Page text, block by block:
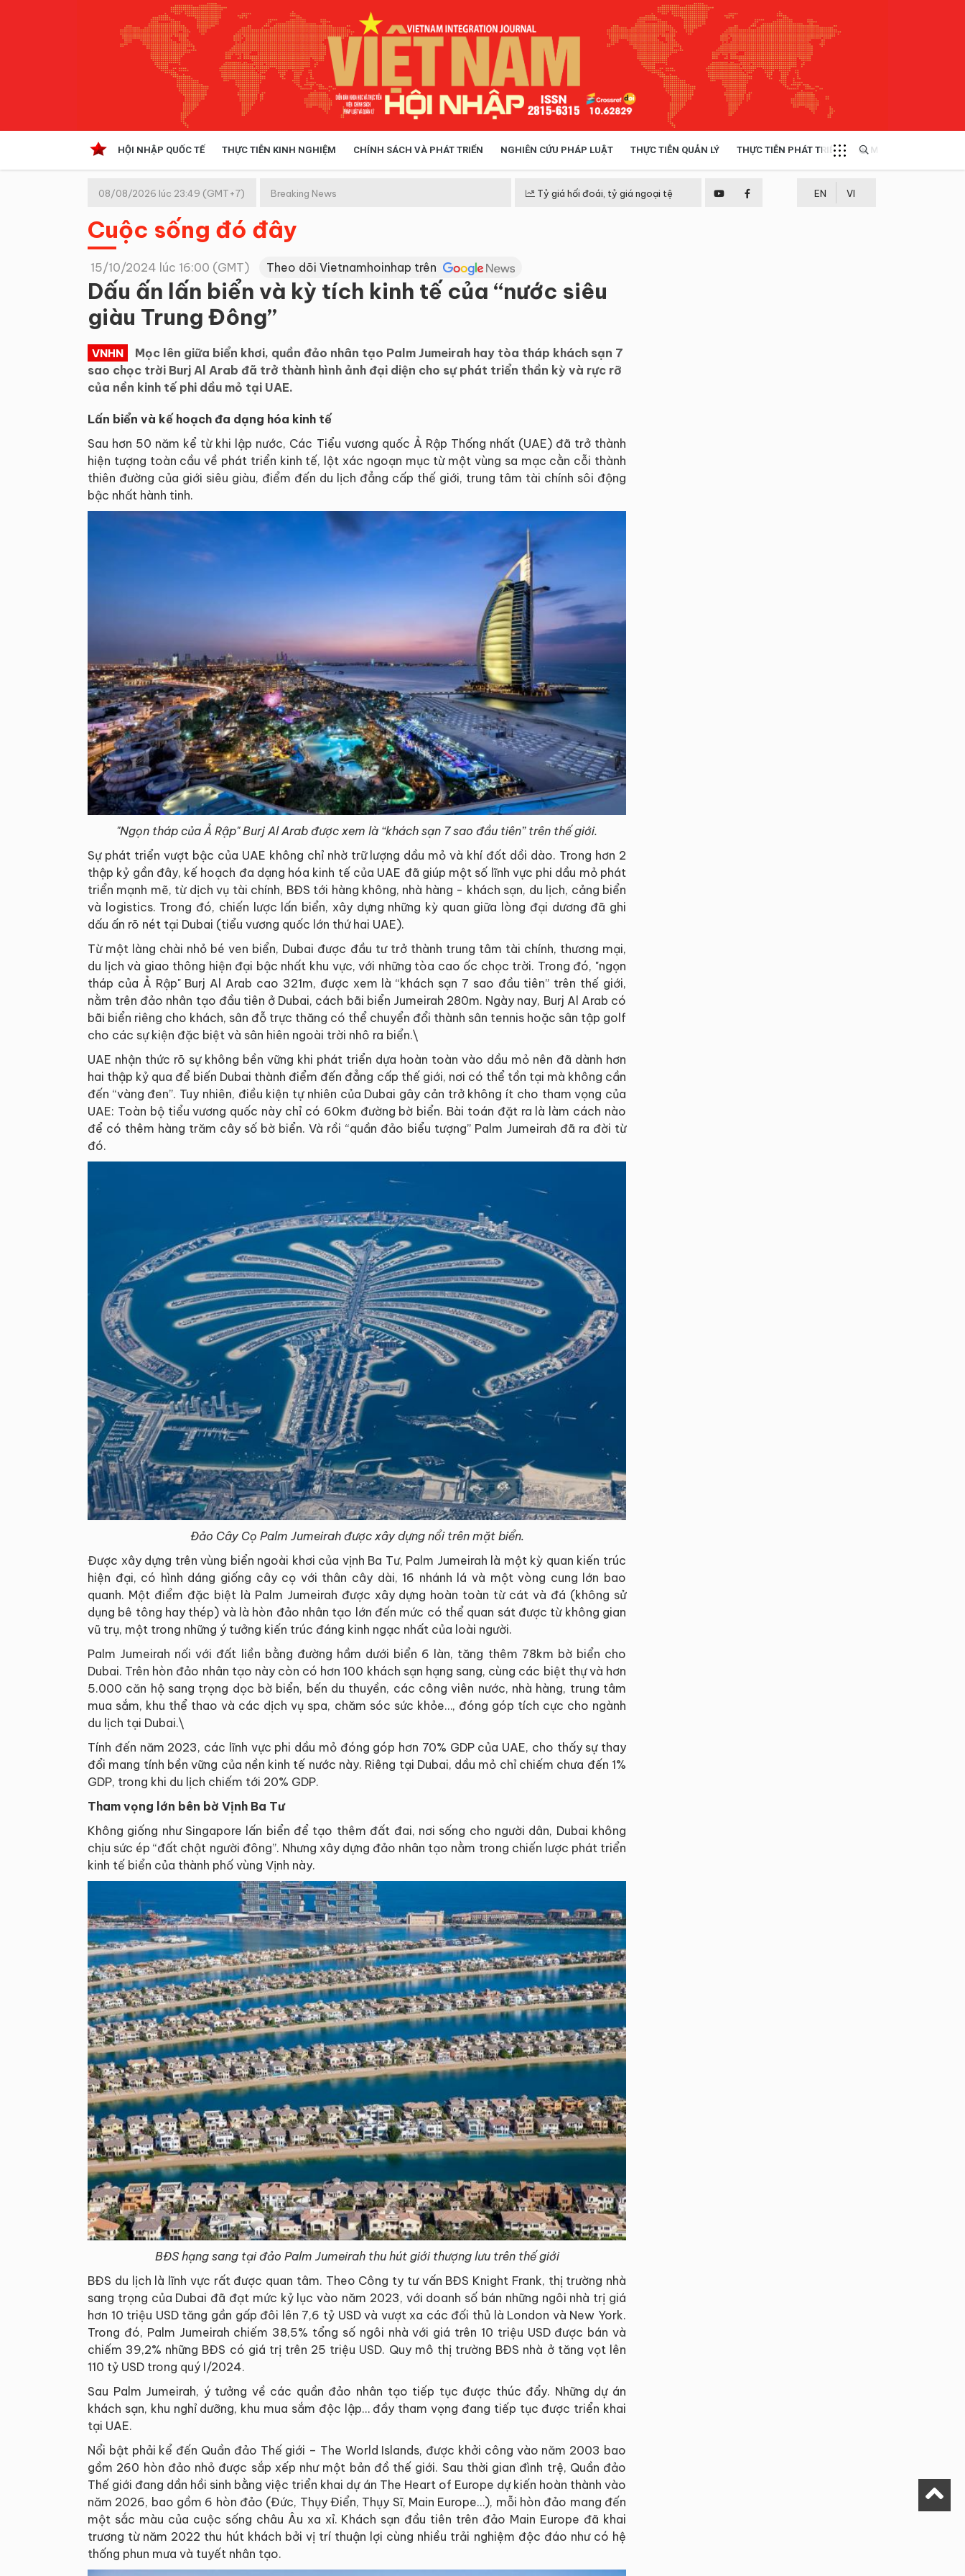
HỘI NHẬP QUỐC TẾ THỰC TIỄN KINH NGHIỆM CHÍNH SÁCH VÀ PHÁT TRIỂN NGHIÊN CỨU PHÁP LUẬT THỰC TIỄN QUẢN LÝ THỰC TIỄN PHÁT TRIỂN MULTIMEDIA
Kinh tế hội nhập
Doanh nghiệp
08/08/2026 lúc 23:49 (GMT+7) Breaking News Tỷ giá hối đoái, tỷ giá ngoại tệ EN VI
Cuộc sống đó đây
15/10/2024 lúc 16:00 (GMT) Theo dõi Vietnamhoinhap trên
Dấu ấn lấn biển và kỳ tích kinh tế của “nước siêu
giàu Trung Đông”
VNHN
Mọc lên giữa biển khơi, quần đảo nhân tạo Palm Jumeirah hay tòa tháp khách sạn 7
sao chọc trời Burj Al Arab đã trở thành hình ảnh đại diện cho sự phát triển thần kỳ và rực rỡ
của nền kinh tế phi dầu mỏ tại UAE.
Lấn biển và kế hoạch đa dạng hóa kinh tế
Sau hơn 50 năm kể từ khi lập nước, Các Tiểu vương quốc Ả Rập Thống nhất (UAE) đã trở thành
hiện tượng toàn cầu về phát triển kinh tế, lột xác ngoạn mục từ một vùng sa mạc cằn cỗi thành
thiên đường của giới siêu giàu, điểm đến du lịch đẳng cấp thế giới, trung tâm tài chính sôi động
bậc nhất hành tinh.
"Ngọn tháp của Ả Rập" Burj Al Arab được xem là “khách sạn 7 sao đầu tiên” trên thế giới.
Sự phát triển vượt bậc của UAE không chỉ nhờ trữ lượng dầu mỏ và khí đốt dồi dào. Trong hơn 2
thập kỷ gần đây, kế hoạch đa dạng hóa kinh tế của UAE đã giúp một số lĩnh vực phi dầu mỏ phát
triển mạnh mẽ, từ dịch vụ tài chính, BĐS tới hàng không, nhà hàng - khách sạn, du lịch, cảng biển
và logistics. Trong đó, chiến lược lấn biển, xây dựng những kỳ quan giữa lòng đại dương đã ghi
dấu ấn rõ nét tại Dubai (tiểu vương quốc lớn thứ hai UAE).
Từ một làng chài nhỏ bé ven biển, Dubai được đầu tư trở thành trung tâm tài chính, thương mại,
du lịch và giao thông hiện đại bậc nhất khu vực, với những tòa cao ốc chọc trời. Trong đó, "ngọn
tháp của Ả Rập" Burj Al Arab cao 321m, được xem là “khách sạn 7 sao đầu tiên” trên thế giới,
nằm trên đảo nhân tạo đầu tiên ở Dubai, cách bãi biển Jumeirah 280m. Ngày nay, Burj Al Arab có
bãi biển riêng cho khách, sân đỗ trực thăng có thể chuyển đổi thành sân tennis hoặc sân tập golf
cho các sự kiện đặc biệt và sân hiên ngoài trời nhô ra biển.\
UAE nhận thức rõ sự không bền vững khi phát triển dựa hoàn toàn vào dầu mỏ nên đã dành hơn
hai thập kỷ qua để biến Dubai thành điểm đến đẳng cấp thế giới, nơi có thể tồn tại mà không cần
đến “vàng đen”. Tuy nhiên, điều kiện tự nhiên của Dubai gây cản trở không ít cho tham vọng của
UAE: Toàn bộ tiểu vương quốc này chỉ có 60km đường bờ biển. Bài toán đặt ra là làm cách nào
để có thêm hàng trăm cây số bờ biển. Và rồi “quần đảo biểu tượng” Palm Jumeirah đã ra đời từ
đó.
Đảo Cây Cọ Palm Jumeirah được xây dựng nổi trên mặt biển.
Được xây dựng trên vùng biển ngoài khơi của vịnh Ba Tư, Palm Jumeirah là một kỳ quan kiến trúc
hiện đại, có hình dáng giống cây cọ với thân cây dài, 16 nhánh lá và một vòng cung lớn bao
quanh. Một điểm đặc biệt là Palm Jumeirah được xây dựng hoàn toàn từ cát và đá (không sử
dụng bê tông hay thép) và là hòn đảo nhân tạo lớn đến mức có thể quan sát được từ không gian
vũ trụ, một trong những ý tưởng kiến trúc đáng kinh ngạc nhất của loài người.
Palm Jumeirah nối với đất liền bằng đường hầm dưới biển 6 làn, tăng thêm 78km bờ biển cho
Dubai. Trên hòn đảo nhân tạo này còn có hơn 100 khách sạn hạng sang, cùng các biệt thự và hơn
5.000 căn hộ sang trọng dọc bờ biển, bến du thuyền, các công viên nước, nhà hàng, trung tâm
mua sắm, khu thể thao và các dịch vụ spa, chăm sóc sức khỏe…, đóng góp tích cực cho ngành
du lịch tại Dubai.\
Tính đến năm 2023, các lĩnh vực phi dầu mỏ đóng góp hơn 70% GDP của UAE, cho thấy sự thay
đổi mang tính bền vững của nền kinh tế nước này. Riêng tại Dubai, dầu mỏ chỉ chiếm chưa đến 1%
GDP, trong khi du lịch chiếm tới 20% GDP.
Tham vọng lớn bên bờ Vịnh Ba Tư
Không giống như Singapore lấn biển để tạo thêm đất đai, nơi sống cho người dân, Dubai không
chịu sức ép “đất chật người đông”. Nhưng xây dựng đảo nhân tạo nằm trong chiến lược phát triển
kinh tế biển của thành phố vùng Vịnh này.
BĐS hạng sang tại đảo Palm Jumeirah thu hút giới thượng lưu trên thế giới
BĐS du lịch là lĩnh vực rất được quan tâm. Theo Công ty tư vấn BĐS Knight Frank, thị trường nhà
sang trọng của Dubai đã đạt mức kỷ lục vào năm 2023, với doanh số bán những ngôi nhà trị giá
hơn 10 triệu USD tăng gần gấp đôi lên 7,6 tỷ USD và vượt xa các đối thủ là London và New York.
Trong đó, Palm Jumeirah chiếm 38,5% tổng số ngôi nhà với giá trên 10 triệu USD được bán và
chiếm 39,2% những BĐS có giá trị trên 25 triệu USD. Quy mô thị trường BĐS nhà ở tăng vọt lên
110 tỷ USD trong quý I/2024.
Sau Palm Jumeirah, ý tưởng về các quần đảo nhân tạo tiếp tục được thúc đẩy. Những dự án
khách sạn, khu nghỉ dưỡng, khu mua sắm độc lập… đầy tham vọng đang tiếp tục được triển khai
tại UAE.
Nổi bật phải kể đến Quần đảo Thế giới – The World Islands, được khởi công vào năm 2003 bao
gồm 260 hòn đảo nhỏ được sắp xếp như một bản đồ thế giới. Sau thời gian đình trệ, Quần đảo
Thế giới đang dần hồi sinh bằng việc triển khai dự án The Heart of Europe dự kiến hoàn thành vào
năm 2026, bao gồm 6 hòn đảo (Đức, Thụy Điển, Thụy Sĩ, Main Europe…), mỗi hòn đảo mang đến
một sắc màu của cuộc sống châu Âu xa xỉ. Khách sạn đầu tiên trên đảo Main Europe đã khai
trương từ năm 2022 thu hút khách bởi vị trí thuận lợi cùng nhiều trải nghiệm độc đáo như có hệ
thống phun mưa và tuyết nhân tạo.